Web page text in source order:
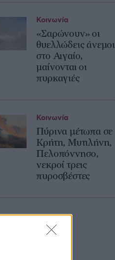
«Σαρώνουν» οι
θυελλώδεις άνεμοι
στο Αιγαίο,
μαίνονται οι
πυρκαγιές
Κοινωνία
Πύρινα μέτωπα σε
Κρήτη, Μυτιλήνη,
Πελοπόννησο,
νεκροί τρεις
πυροσβέστες
Κοινωνία